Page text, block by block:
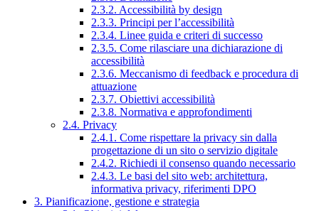
2.3.2. Accessibilità by design
2.3.3. Principi per l’accessibilità
2.3.4. Linee guida e criteri di successo
2.3.5. Come rilasciare una dichiarazione di
accessibilità
2.3.6. Meccanismo di feedback e procedura di
attuazione
2.3.7. Obiettivi accessibilità
2.3.8. Normativa e approfondimenti
2.4. Privacy
2.4.1. Come rispettare la privacy sin dalla
progettazione di un sito o servizio digitale
2.4.2. Richiedi il consenso quando necessario
2.4.3. Le basi del sito web: architettura,
informativa privacy, riferimenti DPO
3. Pianificazione, gestione e strategia